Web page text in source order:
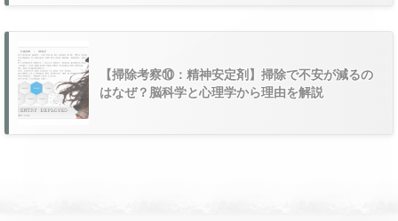
【掃除考察⑩：精神安定剤】掃除で不安が減るの
はなぜ？脳科学と心理学から理由を解説